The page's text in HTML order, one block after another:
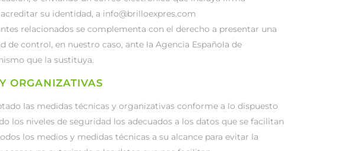
su identidad, a info@brilloexpres.com
relacionados se complementa con el derecho a presentar una
de control, en nuestro caso, ante la Agencia Española de
que la sustituya.
ORGANIZATIVAS
las medidas técnicas y organizativas conforme a lo dispuesto
los niveles de seguridad los adecuados a los datos que se facilitan
los medios y medidas técnicas a su alcance para evitar la